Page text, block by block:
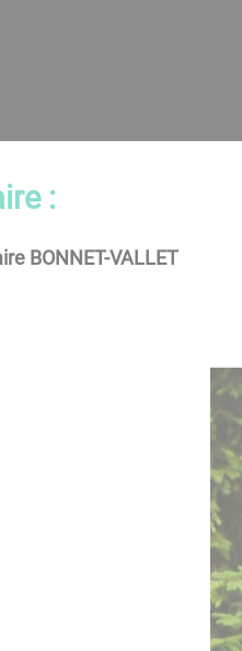
:
BONNET-VALLET